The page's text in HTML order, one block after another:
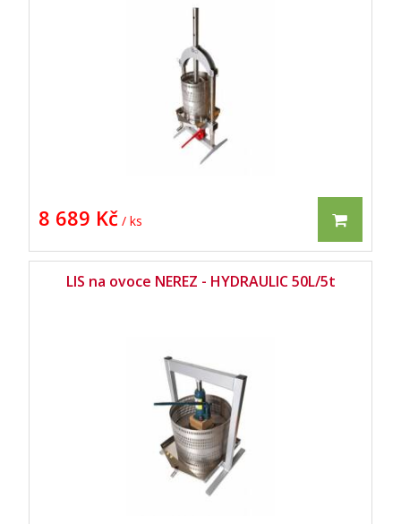
8 689 Kč / ks
LIS na ovoce NEREZ - HYDRAULIC 50L/5t